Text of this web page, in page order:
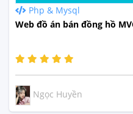
Php & Mysql
Web đồ án bán đồng hồ
Ngọc Huyền